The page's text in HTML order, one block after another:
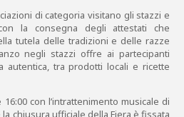
di categoria visitano gli stazzi e
la consegna degli attestati che
tutela delle tradizioni e delle razze
negli stazzi offre ai partecipanti
autentica, tra prodotti locali e ricette
con l’intrattenimento musicale di
chiusura ufficiale della Fiera è fissata